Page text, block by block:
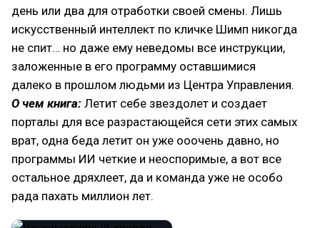
день или два для отработки своей смены. Лишь
искусственный интеллект по кличке Шимп никогда
не спит… но даже ему неведомы все инструкции,
заложенные в его программу оставшимися
далеко в прошлом людьми из Центра Управления.
О чем книга: Летит себе звездолет и создает
порталы для все разрастающейся сети этих самых
врат, одна беда летит он уже ооочень давно, но
программы ИИ четкие и неоспоримые, а вот все
остальное дряхлеет, да и команда уже не особо
рада пахать миллион лет.